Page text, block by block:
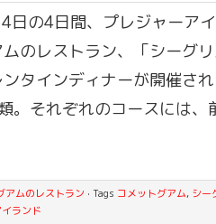
の4日間、プレジャーア
のレストラン、「シーグ
タインディナーが開催され
。それぞれのコースには、
アムのレストラン · Tags コメットグアム, シー
ランド